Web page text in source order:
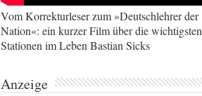
Vom Korrekturleser zum »Deutschlehrer der
Nation«: ein kurzer Film über die wichtigsten
Stationen im Leben Bastian Sicks
Anzeige